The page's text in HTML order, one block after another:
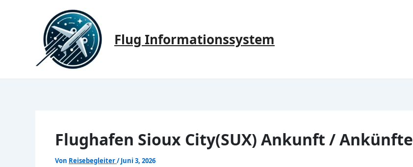
Flug Informationssystem
Flughafen Sioux City(SUX) Ankunft / Ankünfte
Von Reisebegleiter/Juni 3, 2026